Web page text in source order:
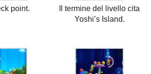
point.
Il termine del livello cita
Yoshi’s Island.